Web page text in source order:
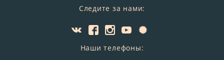
Следите за нами:
Наши телефоны: